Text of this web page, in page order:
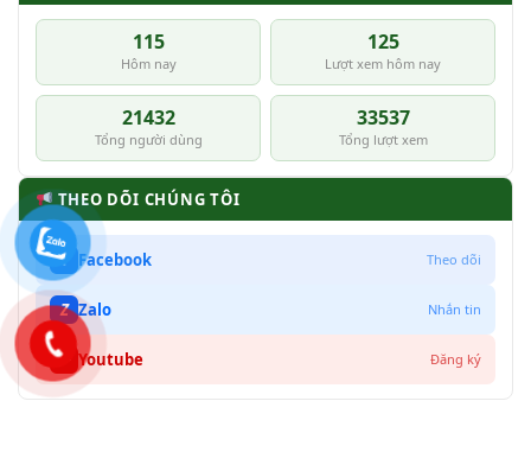
115
Hôm nay
125
Lượt xem hôm nay
21432
Tổng người dùng
33537
Tổng lượt xem
THEO DÕI CHÚNG TÔI
f Facebook Theo dõi
Z Zalo Nhắn tin
▶ Youtube Đăng ký